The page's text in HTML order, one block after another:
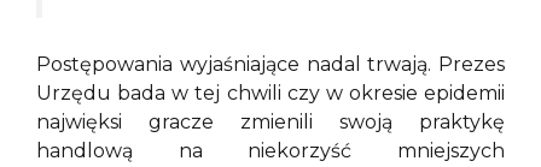
Postępowania wyjaśniające nadal trwają. Prezes
Urzędu bada w tej chwili czy w okresie epidemii
najwięksi gracze zmienili swoją praktykę
handlową na niekorzyść mniejszych